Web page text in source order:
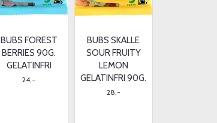
BUBS FOREST
BERRIES 90G.
GELATINFRI
24,-
BUBS SKALLE
SOUR FRUITY
LEMON
GELATINFRI 90G.
28,-